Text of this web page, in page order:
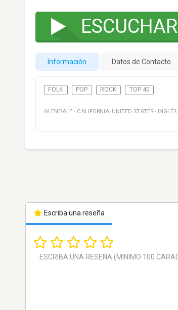
ESCUCHAR
Información Datos de Contacto
FOLK POP ROCK TOP 40
GLENDALE · CALIFORNIA, UNITED STATES · INGLÉS
Escriba una reseña